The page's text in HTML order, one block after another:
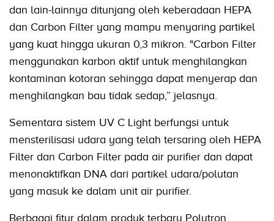
dan lain-lainnya ditunjang oleh keberadaan HEPA
dan Carbon Filter yang mampu menyaring partikel
yang kuat hingga ukuran 0,3 mikron. "Carbon Filter
menggunakan karbon aktif untuk menghilangkan
kontaminan kotoran sehingga dapat menyerap dan
menghilangkan bau tidak sedap,” jelasnya.
Sementara sistem UV C Light berfungsi untuk
mensterilisasi udara yang telah tersaring oleh HEPA
Filter dan Carbon Filter pada air purifier dan dapat
menonaktifkan DNA dari partikel udara/polutan
yang masuk ke dalam unit air purifier.
Berbagai fitur dalam produk terbaru Polytron